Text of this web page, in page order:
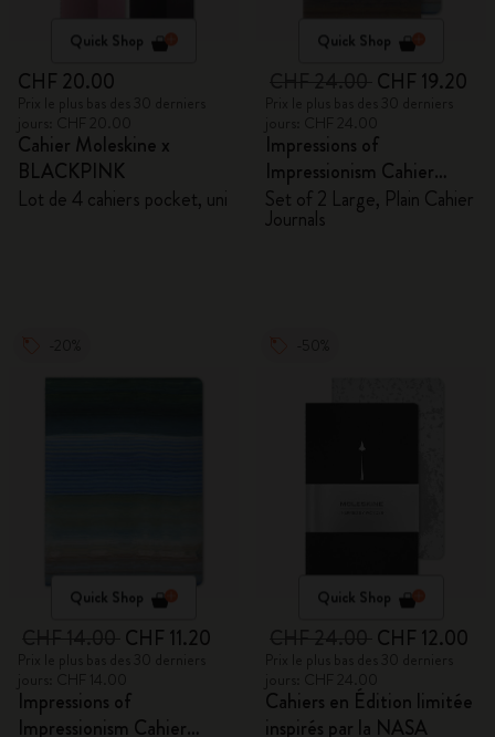
Quick Shop
CHF 20.00
Cahier Moleskine x
BLACKPINK
Lot de 4 cahiers pocket, uni
Quick Shop
CHF 19.20
Impressions of
Impressionism Cahier
Journals
Set of 2 Large, Plain Cahier
Journals
Quick Shop
CHF 11.20
Impressions of
Impressionism Cahier
Quick Shop
CHF 12.00
Cahiers en Édition limitée
inspirés par la NASA